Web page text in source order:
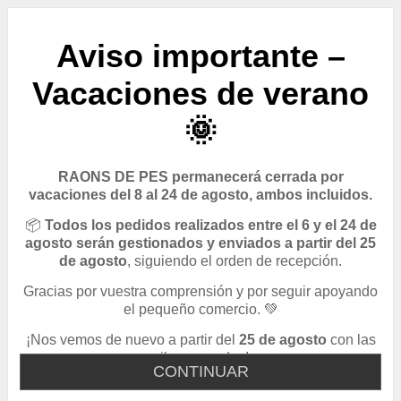
CONTINUAR
Aviso importante –
Vacaciones de verano
🌞
RAONS DE PES permanecerá cerrada por
vacaciones del 8 al 24 de agosto, ambos incluidos.
📦 Todos los pedidos realizados entre el 6 y el 24 de
agosto serán gestionados y enviados a partir del 25
de agosto, siguiendo el orden de recepción.
Gracias por vuestra comprensión y por seguir apoyando
el pequeño comercio. 💚
¡Nos vemos de nuevo a partir del 25 de agosto con las
pilas cargadas!